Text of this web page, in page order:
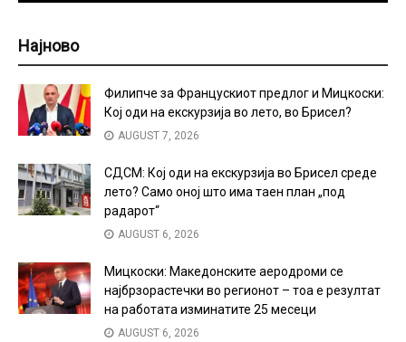
Најново
Филипче за Францускиот предлог и Мицкоски:
Кој оди на екскурзија во лето, во Брисел?
AUGUST 7, 2026
СДСМ: Кој оди на екскурзија во Брисел среде
лето? Само оној што има таен план „под
радарот“
AUGUST 6, 2026
Мицкоски: Македонските аеродроми се
најбрзорастечки во регионот – тоа е резултат
на работата изминатите 25 месеци
AUGUST 6, 2026